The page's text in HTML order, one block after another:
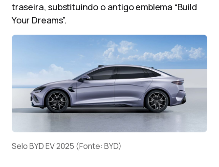
traseira, substituindo o antigo emblema “Build
Your Dreams”.
Selo BYD EV 2025 (Fonte: BYD)